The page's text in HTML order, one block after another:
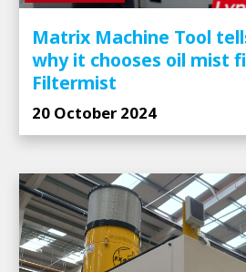
Matrix Machine Tool
why it chooses oil mist
Filtermist
20 October 2024